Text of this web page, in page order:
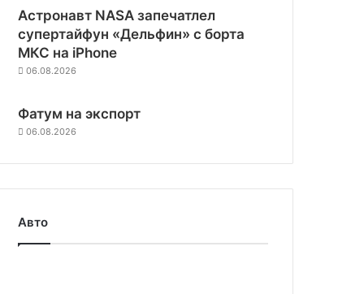
Астронавт NASA запечатлел
супертайфун «Дельфин» с борта
МКС на iPhone
06.08.2026
Фатум на экспорт
06.08.2026
Авто